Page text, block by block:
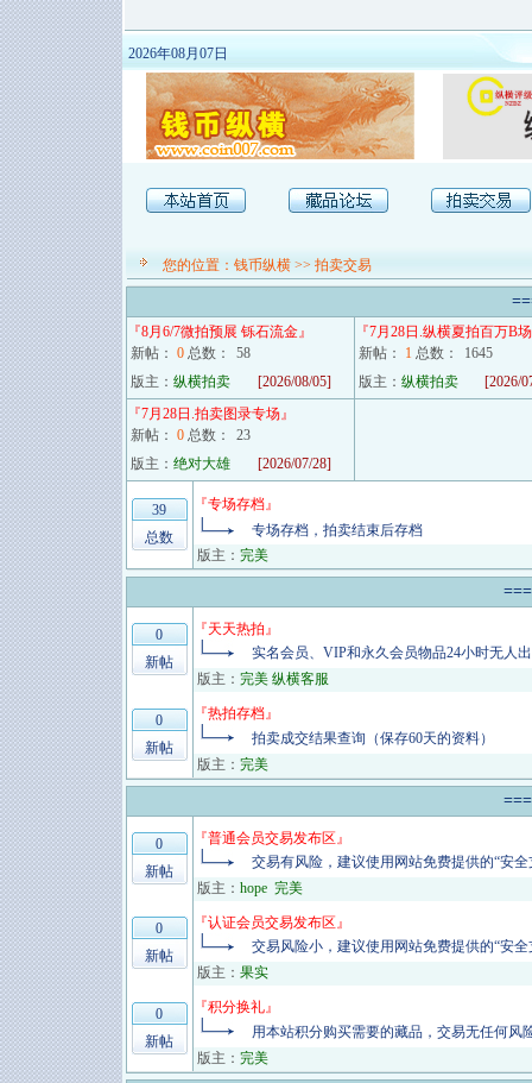
2026年08月07日
您的位置： 钱币纵横>> 拍卖交易
『8月6/7微拍预展 铄石流金』
新帖： 0 总数： 58
『7月28日.纵横夏拍百万B场
新帖：
1 总数：
1645
版主： 纵横拍卖 [2026/08/05] 版主： 纵横拍卖
[2026/
『7月28日.拍卖图录专场』
新帖： 0 总数：
23
版主： 绝对大雄 [2026/07/28]
39
总数
『专场存档』
专场存档，拍卖结束后存档
版主： 完美
0
新帖
『天天热拍』
实名会员、VIP和永久会员物品24小时无人
版主： 完美 纵横客服
0
新帖
『热拍存档』
拍卖成交结果查询（保存60天的资料）
版主： 完美
0
新帖
『普通会员交易发布区』
交易有风险，建议使用网站免费提供的“安全
版主： hope 完美
0
新帖
『认证会员交易发布区』
交易风险小，建议使用网站免费提供的“安全
版主： 果实
0
新帖
『积分换礼』
用本站积分购买需要的藏品，交易无任何风
版主： 完美